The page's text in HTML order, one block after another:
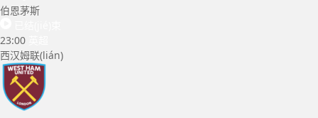
伯恩茅斯
23:00
西汉姆联(lián)